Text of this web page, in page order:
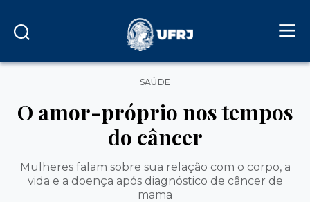
Categorias
SAÚDE
O amor-próprio nos tempos
do câncer
Mulheres falam sobre sua relação com o corpo, a
vida e a doença após diagnóstico de câncer de
mama